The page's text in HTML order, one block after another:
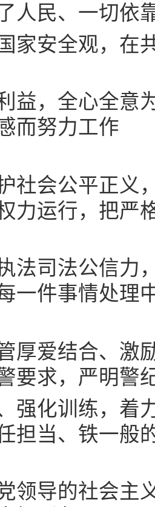
人民、一切依
家安全观，在
益，全心全意
而努力工作
社会公平正义
力运行，把严
法司法公信力
一件事情处理
厚爱结合、激
要求，严明警
强化训练，着
担当、铁一般
领导的社会主